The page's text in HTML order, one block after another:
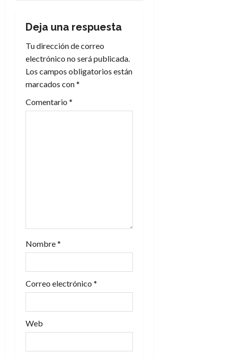
c
i
ó
n
r
a
d
a
s
Deja una respuesta
Tu dirección de correo
electrónico no será publicada.
Los campos obligatorios están
marcados con*
Comentario *
Nombre*
Correo electrónico *
Web